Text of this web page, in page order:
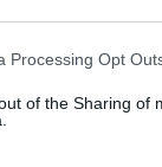
website/app uses
or usage
to Google and
specified
Processing Opt
of the Sharing of